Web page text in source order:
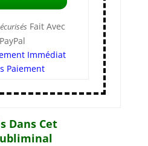
Fait Avec
PayPal
Immédiat
Paiement
Dans Cet